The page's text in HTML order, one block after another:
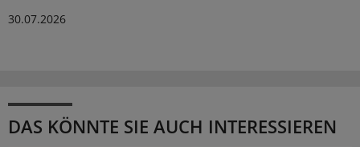
30.07.2026
DAS KÖNNTE SIE AUCH INTERESSIEREN